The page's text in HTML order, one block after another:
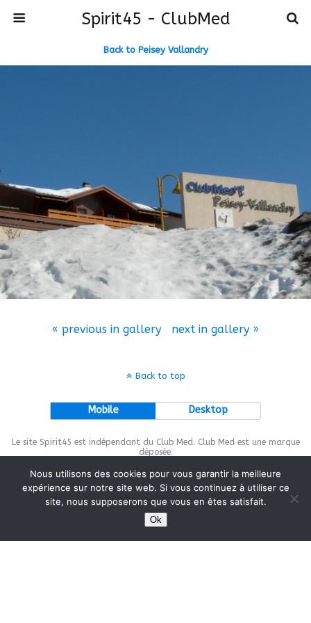
Spirit45 - ClubMed
Back to Peisey Vallandry
« previous in gallery next in gallery »
Back to top
Mobile Desktop
Le site Spirit45 est indépendant du Club Med. Club Med est une marque
déposée.
This site is protected bywp-copyrightpro.com
Nous utilisons des cookies pour vous garantir la meilleure
expérience sur notre site web. Si vous continuez à utiliser ce
site, nous supposerons que vous en êtes satisfait.
Ok